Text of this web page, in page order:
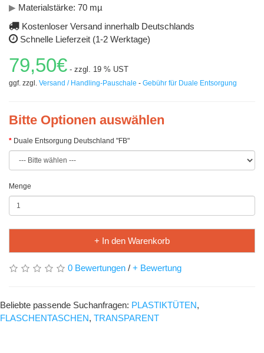
▶ Materialstärke: 70 mµ
Kostenloser Versand innerhalb Deutschlands
Schnelle Lieferzeit (1-2 Werktage)
79,50€ - zzgl. 19 % UST
ggf. zzgl. Versand / Handling-Pauschale - Gebühr für Duale Entsorgung
Bitte Optionen auswählen
Duale Entsorgung Deutschland "FB"
Menge
+ In den Warenkorb
0 Bewertungen / + Bewertung
Beliebte passende Suchanfragen: PLASTIKTÜTEN,
FLASCHENTASCHEN, TRANSPARENT